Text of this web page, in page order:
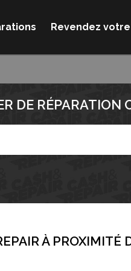
Revendez
DE RÉPARATION
À PROXIMITÉ